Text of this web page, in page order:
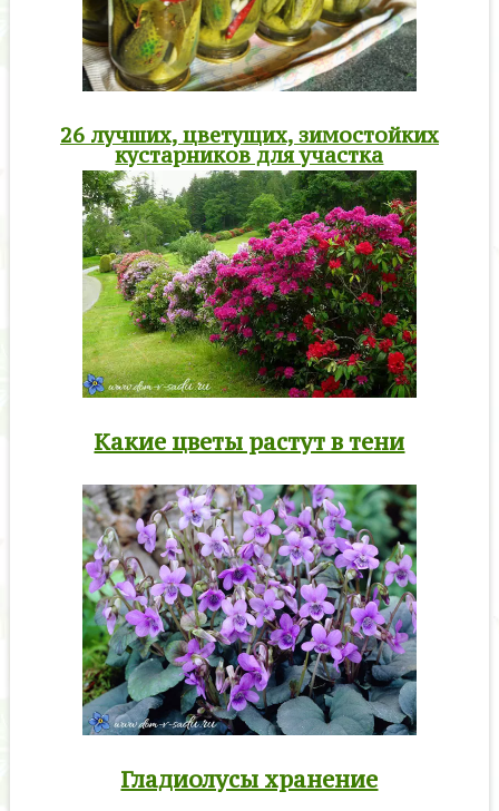
26 лучших, цветущих, зимостойких
кустарников для участка
Какие цветы растут в тени
Гладиолусы хранение